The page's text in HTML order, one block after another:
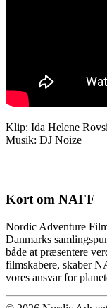
Klip: Ida Helene
Musik: DJ Noize
Kort om NAFF
Nordic Adventure
Danmarks
både at præsentere
filmskabere, skaber
vores ansvar for